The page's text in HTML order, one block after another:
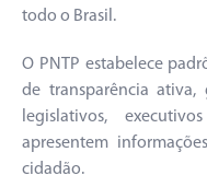
todo o Brasil.
O PNTP estabelece
de transparência
legislativos,
apresentem
cidadão.